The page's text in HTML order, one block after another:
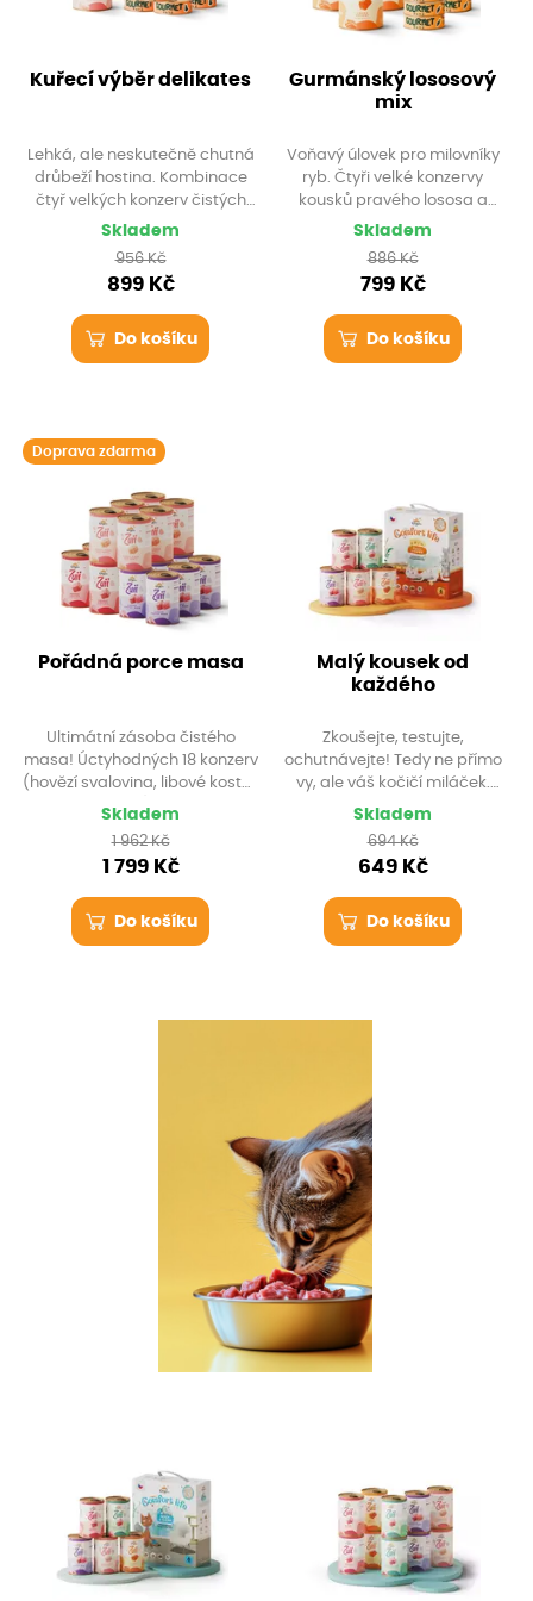
Kuřecí výběr delikates
Lehká, ale neskutečně chutná
drůbeží hostina. Kombinace
čtyř velkých konzerv čistých
kuřecích prsou a deseti
paštik a srdíček Gourmet.
Čistý protein, po kterém se
zapráší!
Skladem
956 Kč
899 Kč
Do košíku
Gurmánský lososový
mix
Voňavý úlovek pro milovníky
ryb. Čtyři velké konzervy
kousků pravého lososa a
deset jemných lososových
vaší kočce cenné omega
mastné kyseliny pro krásnou
srst.
Skladem
886 Kč
799 Kč
Do košíku
Doprava zdarma
Pořádná porce masa
Ultimátní zásoba čistého
masa! Úctyhodných 18 konzerv
(hovězí svalovina, libové kostky
a kuřecí prsa), se kterými
Balíček vám doručíme s
dopravou zdarma.
Skladem
1 962 Kč
1 799 Kč
Do košíku
Malý kousek od
každého
Zkoušejte, testujte,
ochutnávejte! Tedy ne přímo
vy, ale váš kočičí miláček.
Objednejte mu testovací
balení bezprašného steliva Full
House a pět 100% masových
konzerv Zuii různých druhů.
Skladem
694 Kč
649 Kč
Do košíku